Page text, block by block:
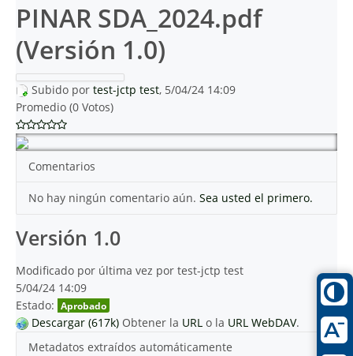
PINAR SDA_2024.pdf
(Versión 1.0)
Subido por test-jctp test, 5/04/24 14:09
Promedio (0 Votos)
Comentarios
No hay ningún comentario aún. Sea usted el primero.
Versión 1.0
Modificado por última vez por test-jctp test
5/04/24 14:09
Estado: Aprobado
Descargar (617k) Obtener la URL o la URL WebDAV.
Metadatos extraídos automáticamente